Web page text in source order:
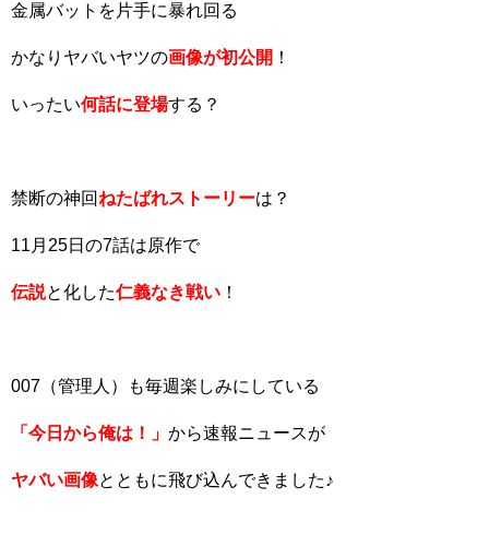
金属バットを片手に暴れ回る
かなりヤバいヤツの画像が初公開 ！
いったい何話に登場する？
禁断の神回ねたばれストーリーは？
11月25日の7話は原作で
伝説と化した仁義なき戦い ！
007（管理人）も毎週楽しみにしている
「今日から俺は！」 から速報ニュースが
ヤバい画像とともに飛び込んできました♪